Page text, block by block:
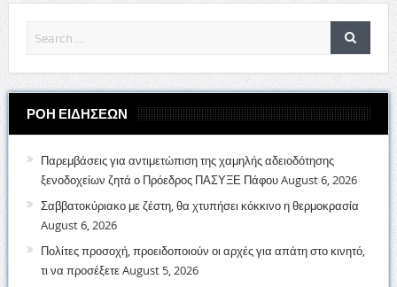
ΡΟΗ ΕΙΔΗΣΕΩΝ
Παρεμβάσεις για αντιμετώπιση της χαμηλής αδειοδότησης
ξενοδοχείων ζητά ο Πρόεδρος ΠΑΣΥΞΕ ΠάφουAugust 6, 2026
Σαββατοκύριακο με ζέστη, θα χτυπήσει κόκκινο η θερμοκρασία
August 6, 2026
Πολίτες προσοχή, προειδοποιούν οι αρχές για απάτη στο κινητό,
τι να προσέξετεAugust 5, 2026